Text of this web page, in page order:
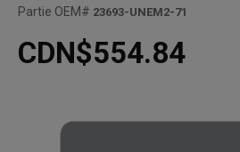
Partie OEM# 23693-UNEM2-71
CDN$554.84